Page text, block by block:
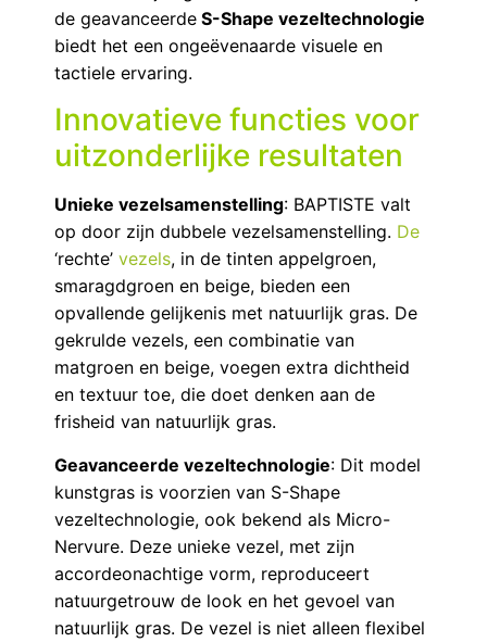
de geavanceerde S-Shape vezeltechnologie
biedt het een ongeëvenaarde visuele en
tactiele ervaring.
Innovatieve functies voor
uitzonderlijke resultaten
Unieke vezelsamenstelling: BAPTISTE valt
op door zijn dubbele vezelsamenstelling. De
‘rechte’ vezels, in de tinten appelgroen,
smaragdgroen en beige, bieden een
opvallende gelijkenis met natuurlijk gras. De
gekrulde vezels, een combinatie van
matgroen en beige, voegen extra dichtheid
en textuur toe, die doet denken aan de
frisheid van natuurlijk gras.
Geavanceerde vezeltechnologie: Dit model
kunstgras is voorzien van S-Shape
vezeltechnologie, ook bekend als Micro-
Nervure. Deze unieke vezel, met zijn
accordeonachtige vorm, reproduceert
natuurgetrouw de look en het gevoel van
natuurlijk gras. De vezel is niet alleen flexibel